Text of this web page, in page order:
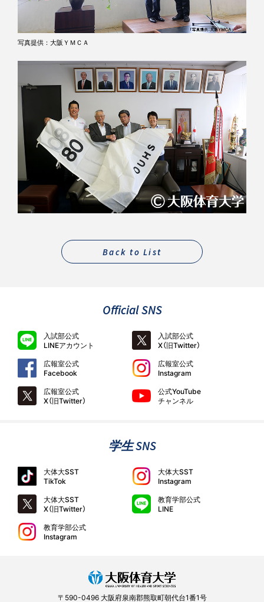
写真提供：大阪ＹＭＣＡ
Back to List
Official SNS
入試部公式
LINEアカウント
入試部公式
X（旧Twitter）
広報室公式
Facebook
広報室公式
Instagram
広報室公式
X（旧Twitter）
公式YouTube
チャンネル
学生 SNS
大体大SST
TikTok
大体大SST
Instagram
大体大SST
X（旧Twitter）
教育学部公式
LINE
教育学部公式
Instagram
〒590-0496 大阪府泉南郡熊取町朝代台1番1号